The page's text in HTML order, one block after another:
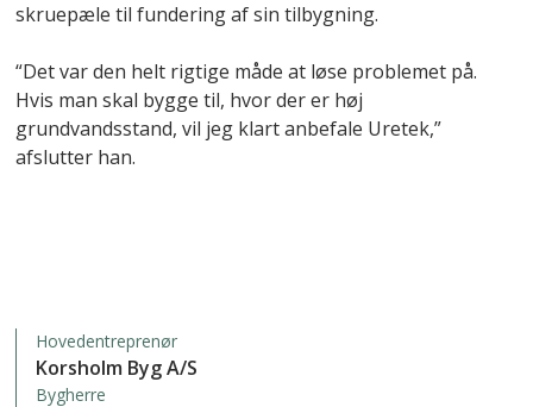
skruepæle til fundering af sin tilbygning.
“Det var den helt rigtige måde at løse problemet på.
Hvis man skal bygge til, hvor der er høj
grundvandsstand, vil jeg klart anbefale Uretek,”
afslutter han.
Hovedentreprenør
Korsholm Byg A/S
Bygherre